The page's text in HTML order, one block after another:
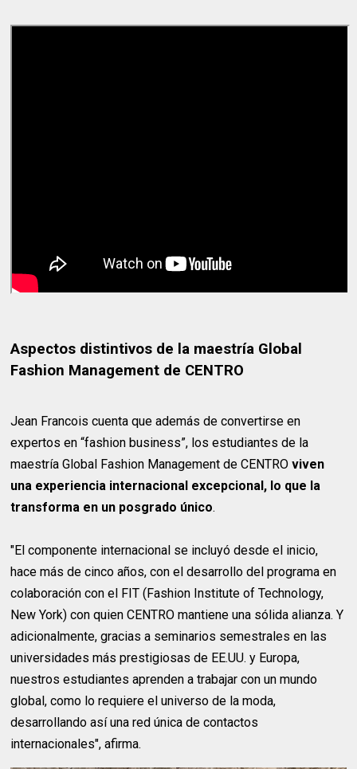
Aspectos distintivos de la maestría Global
Fashion Management de CENTRO
Jean Francois cuenta que además de convertirse en
expertos en “fashion business”, los estudiantes de la
maestría Global Fashion Management de CENTROviven
una experiencia internacional excepcional, lo que la
transforma en un posgrado único.
"El componente internacional se incluyó desde el inicio,
hace más de cinco años, con el desarrollo del programa en
colaboración con el FIT (Fashion Institute of Technology,
New York) con quien CENTRO mantiene una sólida alianza. Y
adicionalmente, gracias a seminarios semestrales en las
universidades más prestigiosas de EE.UU. y Europa,
nuestros estudiantes aprenden a trabajar con un mundo
global, como lo requiere el universo de la moda,
desarrollando así una red única de contactos
internacionales", afirma.